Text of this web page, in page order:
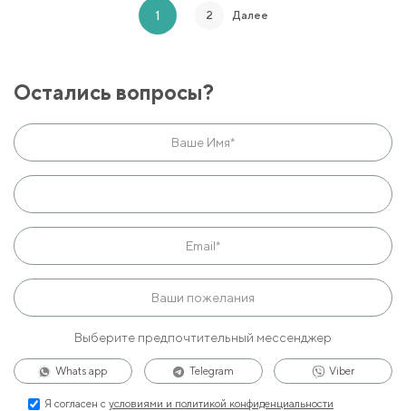
1 2 Далее
Остались вопросы?
Выберите предпочтительный мессенджер
Whats app Telegram Viber
Я согласен с условиями и политикой конфиденциальности